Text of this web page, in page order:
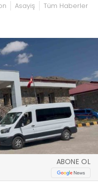
Asayiş Tüm Haberler
ABONE OL